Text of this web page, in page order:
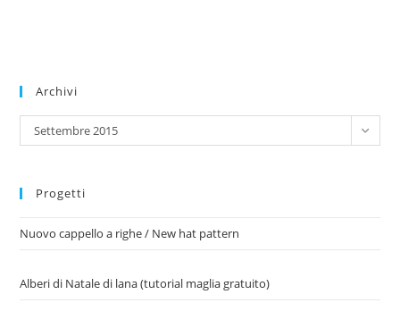
Archivi
Archivi
Settembre 2015
Progetti
Nuovo cappello a righe / New hat pattern
Alberi di Natale di lana (tutorial maglia gratuito)